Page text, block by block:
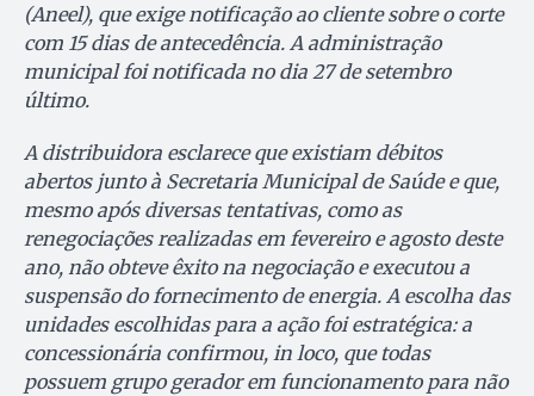
(Aneel), que exige notificação ao cliente sobre o corte
com 15 dias de antecedência. A administração
municipal foi notificada no dia 27 de setembro
último.
A distribuidora esclarece que existiam débitos
abertos junto à Secretaria Municipal de Saúde e que,
mesmo após diversas tentativas, como as
renegociações realizadas em fevereiro e agosto deste
ano, não obteve êxito na negociação e executou a
suspensão do fornecimento de energia. A escolha das
unidades escolhidas para a ação foi estratégica: a
concessionária confirmou, in loco, que todas
possuem grupo gerador em funcionamento para não